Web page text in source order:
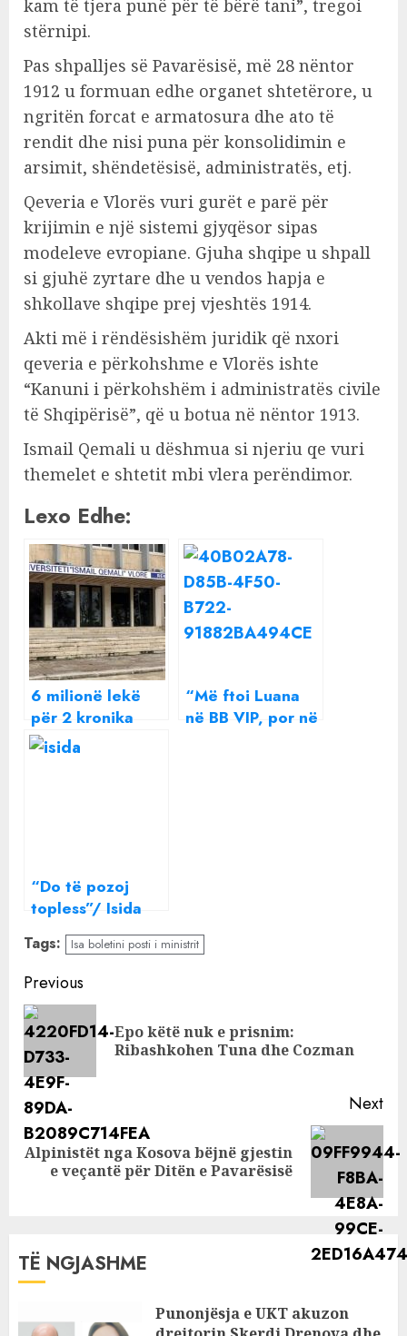
kam të tjera punë për të bërë tani”, tregoi
stërnipi.
Pas shpalljes së Pavarësisë, më 28 nëntor
1912 u formuan edhe organet shtetërore, u
ngritën forcat e armatosura dhe ato të
rendit dhe nisi puna për konsolidimin e
arsimit, shëndetësisë, administratës, etj.
Qeveria e Vlorës vuri gurët e parë për
krijimin e një sistemi gjyqësor sipas
modeleve evropiane. Gjuha shqipe u shpall
si gjuhë zyrtare dhe u vendos hapja e
shkollave shqipe prej vjeshtës 1914.
Akti më i rëndësishëm juridik që nxori
qeveria e përkohshme e Vlorës ishte
“Kanuni i përkohshëm i administratës civile
të Shqipërisë”, që u botua në nëntor 1913.
Ismail Qemali u dëshmua si njeriu qe vuri
themelet e shtetit mbi vlera perëndimor.
Lexo Edhe:
6 milionë lekë
për 2 kronika
lajmesh,
“Më ftoi Luana
në BB VIP, por në
“Do të pozoj
topless”/ Isida
‘tremb’ Almeda
Abazin: Më kanë
ofruar shumë
para…
Tags: Isa boletini posti i ministrit
Continue
Reading
Previous
Epo këtë nuk e prisnim:
Ribashkohen Tuna dhe Cozman
Next
Next
post:
Alpinistët nga Kosova bëjnë gjestin
e veçantë për Ditën e Pavarësisë
TË NGJASHME
Punonjësja e UKT akuzon